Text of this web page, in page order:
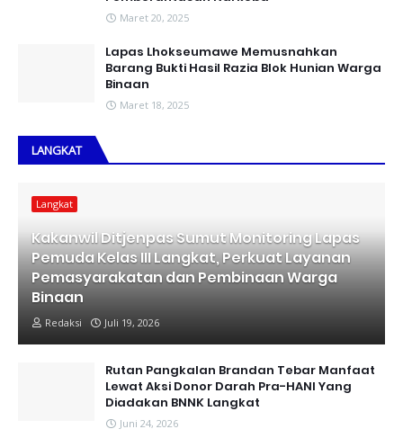
Maret 20, 2025
Lapas Lhokseumawe Memusnahkan
Barang Bukti Hasil Razia Blok Hunian Warga
Binaan
Maret 18, 2025
LANGKAT
Langkat
Kakanwil Ditjenpas Sumut Monitoring Lapas
Pemuda Kelas III Langkat, Perkuat Layanan
Pemasyarakatan dan Pembinaan Warga
Binaan
Redaksi Juli 19, 2026
Rutan Pangkalan Brandan Tebar Manfaat
Lewat Aksi Donor Darah Pra-HANI Yang
Diadakan BNNK Langkat
Juni 24, 2026